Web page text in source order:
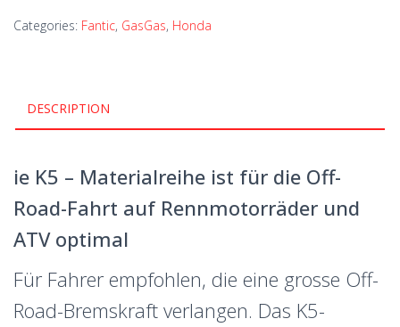
Categories: Fantic, GasGas, Honda
DESCRIPTION
ie K5 – Materialreihe ist für die Off-
Road-Fahrt auf Rennmotorräder und
ATV optimal
Für Fahrer empfohlen, die eine grosse Off-
Road-Bremskraft verlangen. Das K5-